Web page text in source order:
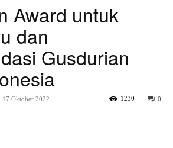
Award untuk
dan
Gusdurian
17 Oktober 2022 0
1230